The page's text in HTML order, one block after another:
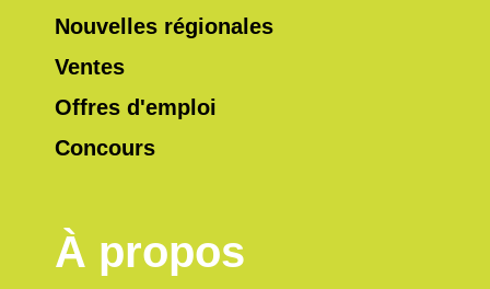
Nouvelles régionales
Ventes
Offres d'emploi
Concours
À propos